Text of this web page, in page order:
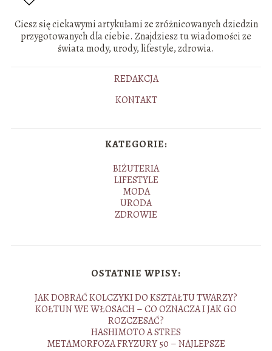
Ciesz się ciekawymi artykułami ze zróżnicowanych dziedzin
przygotowanych dla ciebie. Znajdziesz tu wiadomości ze
świata mody, urody, lifestyle, zdrowia.
REDAKCJA
KONTAKT
KATEGORIE:
BIŻUTERIA
LIFESTYLE
MODA
URODA
ZDROWIE
OSTATNIE WPISY:
JAK DOBRAĆ KOLCZYKI DO KSZTAŁTU TWARZY?
KOŁTUN WE WŁOSACH – CO OZNACZA I JAK GO
ROZCZESAĆ?
HASHIMOTO A STRES
METAMORFOZA FRYZURY 50 – NAJLEPSZE